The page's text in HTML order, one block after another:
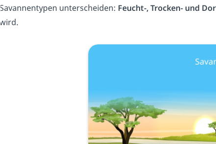
Savannentypen unterscheiden: Feucht-, Trocken- und
wird.